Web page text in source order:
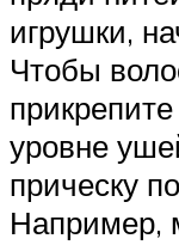
игрушки,
Чтобы
уровне
прическу
Например,